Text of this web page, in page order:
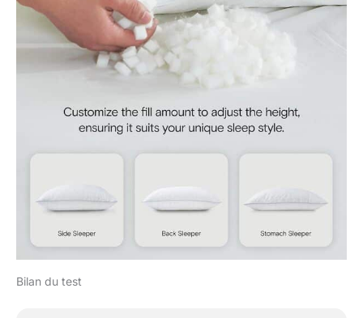
Bilan du test